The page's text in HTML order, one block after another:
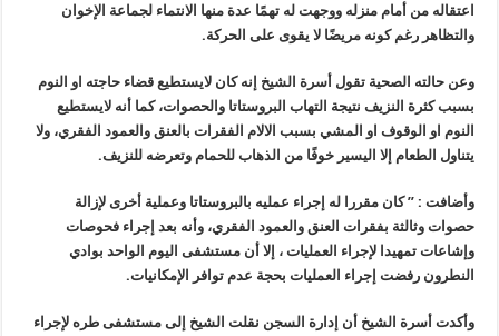
اعتقاله من أمام منزله ووجهت له تهمًا عدة منها الانتماء لجماعة الإخوان
والتظاهر رغم كونه مريضًا لا يقوى على الحركة.
وعن حالته الصحية تقول أسرة الشيخ إنه كان لايستطيع قضاء حاجته او النوم
بسبب كثرة النزيف نتيجة التهاب البروستاتا والحصوات، كما أنه لايستطيع
النوم او الوقوف او المشي بسبب الالام الفقرات بالعنق والعمود الفقري، ولا
يتناول الطعام إلا اليسير خوفًا من الذهاب للحمام وتعرضه للنزيف.
وأضافت : ” كان مقررا له إجراء عمليه بالبروستاتا وعملية أخرى لإزالة
حصوات وثالثة بفقرات العنق والعمود الفقري، وأنه بعد إجراء فحوصات
وإشاعات تمهيدا لإجراء العمليات ، إلا أن مستشفى اليوم الواحد بوادي
النطرون رفضت إجراء العمليات بحجة عدم توافر الإمكانيات.
وأكدت أسرة الشيخ أن إدارة السجن نقلت الشيخ إلى مستشفى طره لإجراء